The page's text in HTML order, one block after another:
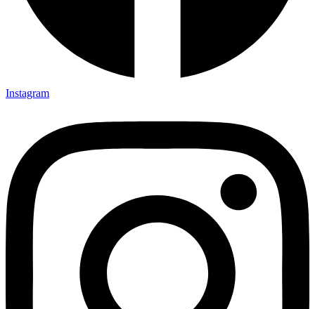
Instagram